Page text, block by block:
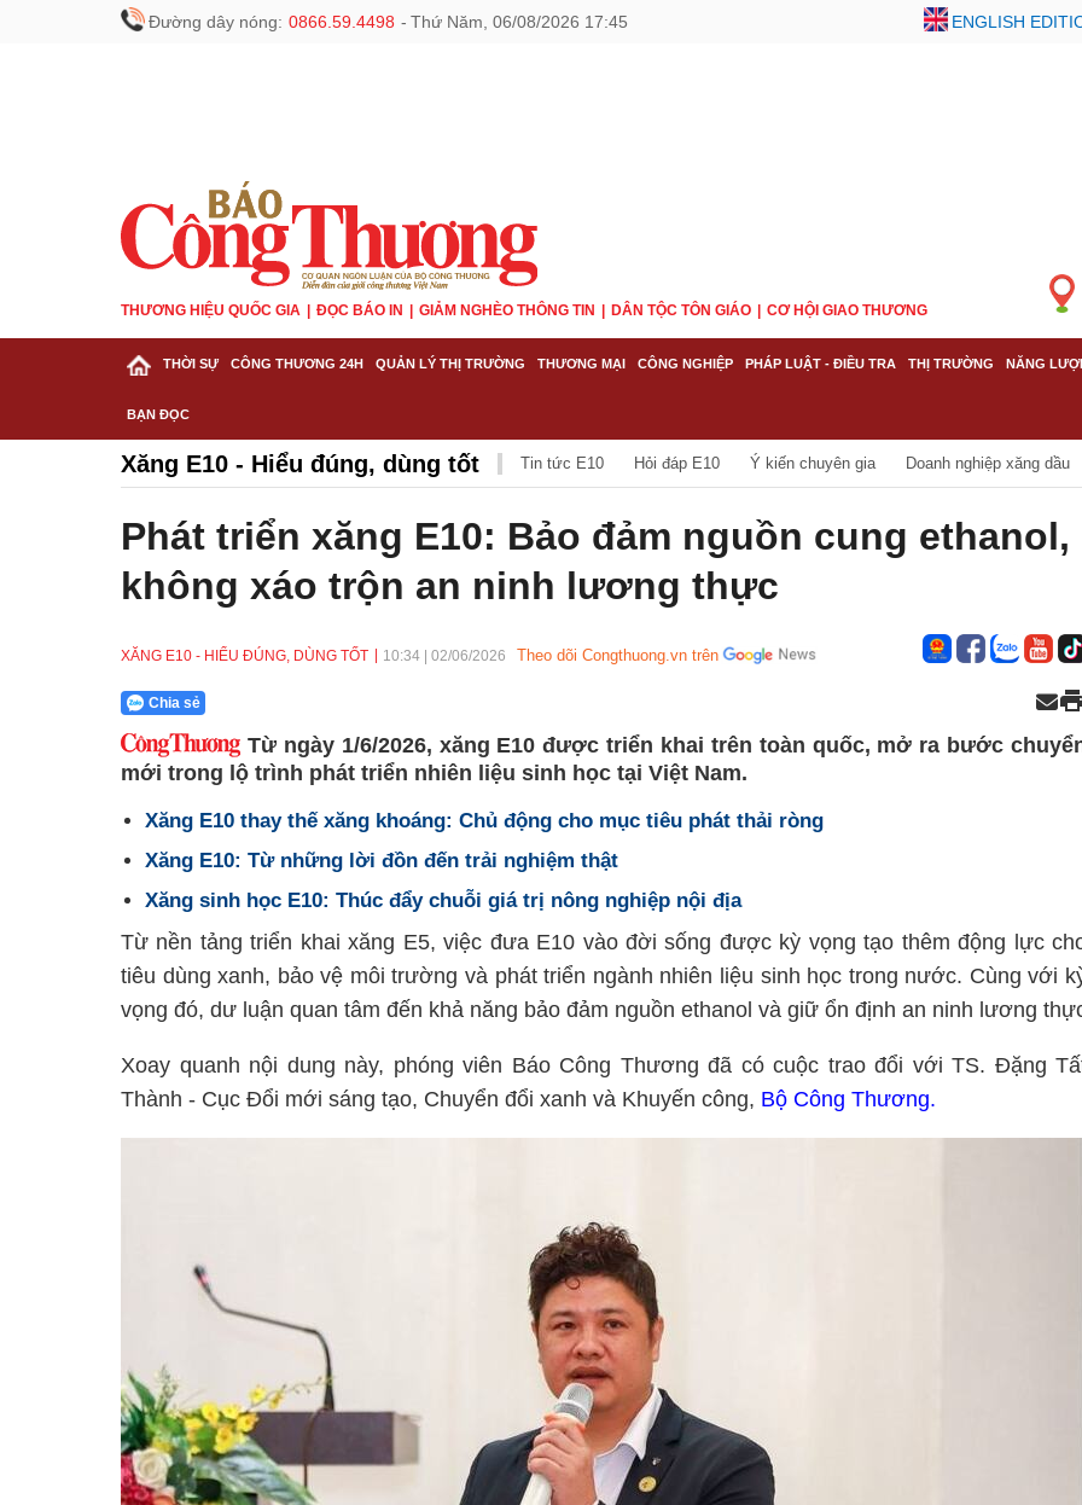
Đường dây nóng: 0866.59.4498 - Thứ Năm, 06/08/2026 17:45 ENGLISH
THƯƠNG HIỆU QUỐC GIA ĐỌC BÁO IN GIẢM NGHÈO THÔNG TIN DÂN TỘC TÔN GIÁO CƠ HỘI GIAO THƯƠNG
THỜI SỰ CÔNG THƯƠNG 24H QUẢN LÝ THỊ TRƯỜNG THƯƠNG MẠI CÔNG NGHIỆP PHÁP LUẬT - ĐIỀU TRA THỊ TRƯỜNG NĂNG
BẠN ĐỌC
Xăng E10 - Hiểu đúng, dùng tốt Tin tức E10 Hỏi đáp E10 Ý kiến chuyên gia Doanh nghiệp xăng dầu
Phát triển xăng E10: Bảo đảm nguồn cung ethanol,
không xáo trộn an ninh lương thực
XĂNG E10 - HIỂU ĐÚNG, DÙNG TỐT 10:34 02/06/2026 Theo dõi Congthuong.vn trên
Chia sẻ
Từ ngày 1/6/2026, xăng E10 được triển khai trên toàn quốc, mở ra bước
mới trong lộ trình phát triển nhiên liệu sinh học tại Việt Nam.
Xăng E10 thay thế xăng khoáng: Chủ động cho mục tiêu phát thải ròng
Xăng E10: Từ những lời đồn đến trải nghiệm thật
Xăng sinh học E10: Thúc đẩy chuỗi giá trị nông nghiệp nội địa
Từ nền tảng triển khai xăng E5, việc đưa E10 vào đời sống được kỳ vọng tạo thêm động lực
tiêu dùng xanh, bảo vệ môi trường và phát triển ngành nhiên liệu sinh học trong nước. Cùng với
vọng đó, dư luận quan tâm đến khả năng bảo đảm nguồn ethanol và giữ ổn định an ninh lương
Xoay quanh nội dung này, phóng viên Báo Công Thương đã có cuộc trao đổi với TS. Đặng
Thành - Cục Đổi mới sáng tạo, Chuyển đổi xanh và Khuyến công, Bộ Công Thương.